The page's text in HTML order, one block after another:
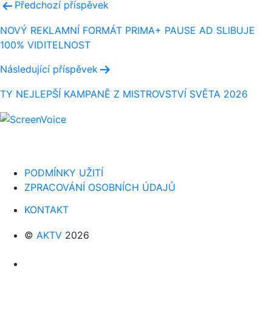
Navigace
pro
příspěvek
Předchozí příspěvek
NOVÝ REKLAMNÍ FORMÁT PRIMA+ PAUSE AD SLIBUJE
100% VIDITELNOST
Následující příspěvek
TY NEJLEPŠÍ KAMPANĚ Z MISTROVSTVÍ SVĚTA 2026
PODMÍNKY UŽITÍ
ZPRACOVÁNÍ OSOBNÍCH ÚDAJŮ
KONTAKT
© AKTV 2026